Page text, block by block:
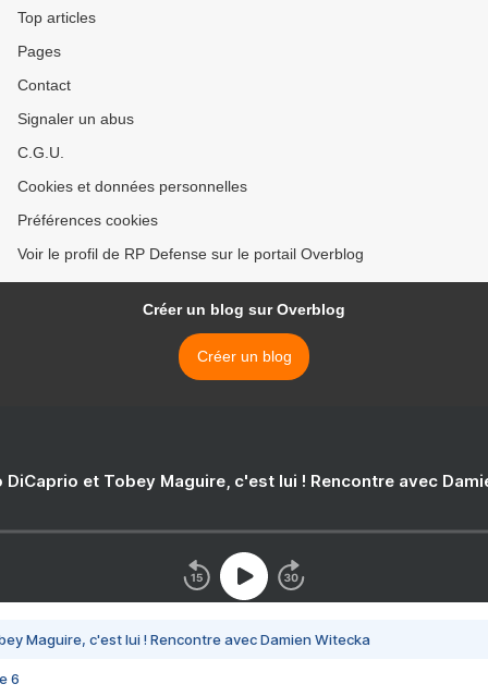
Top articles
Pages
Contact
Signaler un abus
C.G.U.
Cookies et données personnelles
Préférences cookies
Voir le profil de RP Defense sur le portail Overblog
Créer un blog sur Overblog
Créer un blog
DiCaprio et Tobey Maguire, c'est lui ! Rencontre avec
Maguire, c'est lui ! Rencontre avec Damien Witecka
6